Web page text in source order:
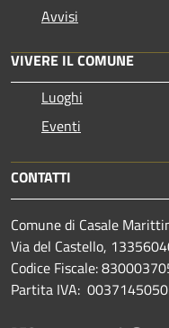
Avvisi
VIVERE IL COMUNE
Luoghi
Eventi
CONTATTI
Comune di Casale
Via del Castello,
Codice Fiscale:
Partita IVA: